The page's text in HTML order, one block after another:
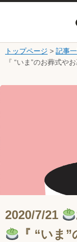
本文へ
ニ
ュ
トップページ > 記事
『 “いま”のお葬式や
2020/7/21
『 “いま